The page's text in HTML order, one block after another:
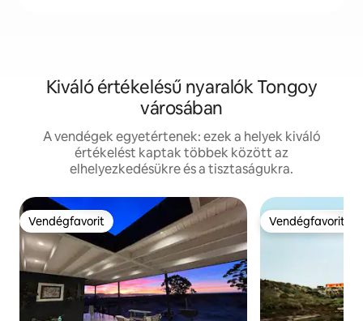
Kiváló értékelésű nyaralók Tongoy
városában
A vendégek egyetértenek: ezek a helyek kiváló
értékelést kaptak többek között az
elhelyezkedésükre és a tisztaságukra.
Vendégfavorit
Vendégfavorit Vendégfavorit
Vendégfavorit